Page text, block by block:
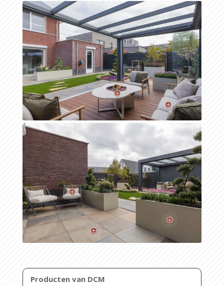
P
P
P
P
P
Producten van DCM